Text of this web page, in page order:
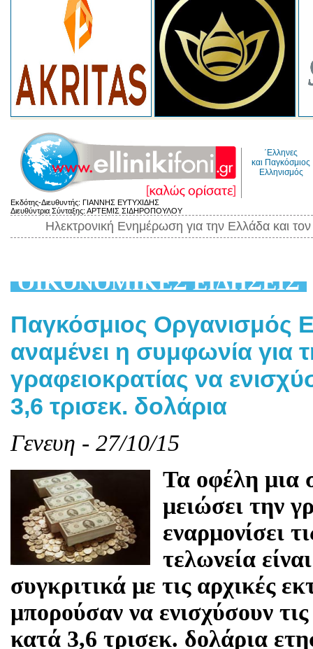
΄Ελληνες
και Παγκόσμιος
Ελληνισμός
Εκδότης-Διευθυντής: ΓΙΑΝΝΗΣ ΕΥΤΥΧΙΔΗΣ
Διευθύντρια Σύνταξης: ΑΡΤΕΜΙΣ ΣΙΔΗΡΟΠΟΥΛΟΥ
Ηλεκτρονική Ενημέρωση για την Ελλάδα και
ΟΙΚΟΝΟΜΙΚΕΣ ΕΙΔΗΣΕΙΣ
Παγκόσμιος Οργανισμός
αναμένει η συμφωνία για
γραφειοκρατίας να
3,6 τρισεκ. δολάρια
Γενευη - 27/10/15
Τα οφέλη μια
μειώσει την
εναρμονίσει
τελωνεία
συγκριτικά με τις αρχικές
μπορούσαν να ενισχύσουν
κατά 3,6 τρισεκ. δολάρια